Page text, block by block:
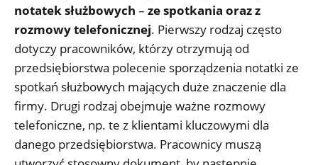
notatek służbowych – ze spotkania oraz z
rozmowy telefonicznej. Pierwszy rodzaj często
dotyczy pracowników, którzy otrzymują od
przedsiębiorstwa polecenie sporządzenia notatki ze
spotkań służbowych mających duże znaczenie dla
firmy. Drugi rodzaj obejmuje ważne rozmowy
telefoniczne, np. te z klientami kluczowymi dla
danego przedsiębiorstwa. Pracownicy muszą